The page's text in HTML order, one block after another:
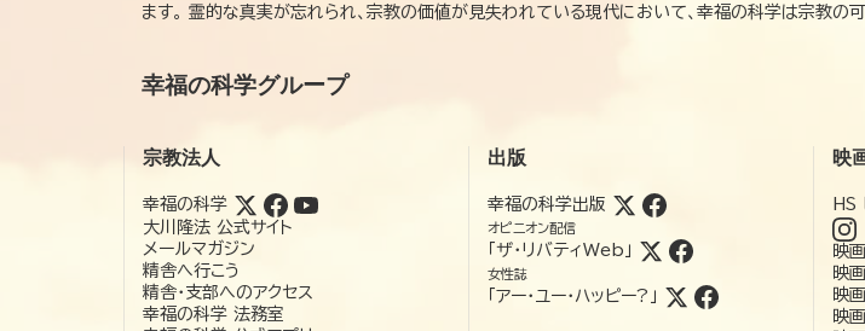
ます。 霊的な真実が忘れられ、宗教の価値が見失われている現代において、幸福の科学は宗教の
幸福の科学グループ
宗教法人
幸福の科学
大川隆法 公式サイト
メールマガジン
精舎へ行こう
精舎・支部へのアクセス
幸福の科学 法務室
出版
幸福の科学出版
オピニオン配信
「ザ・リバティWeb」
女性誌
「アー・ユー・ハッピー?」
映
HS
映
映
映
映画